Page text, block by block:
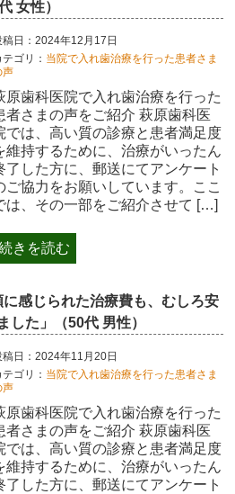
女性）
稿日：2024年12月17日
テゴリ： 当院で入れ歯治療を行った患者さま
声
原歯科医院で入れ歯治療を行った
者さまの声をご紹介 萩原歯科医
では、高い質の診療と患者満足度
維持するために、治療がいったん
了した方に、郵送にてアンケート
ご協力をお願いしています。ここ
は、その一部をご紹介させて […]
きを読む
感じられた治療費も、むしろ安
した」（50代 男性）
稿日：2024年11月20日
テゴリ： 当院で入れ歯治療を行った患者さま
声
原歯科医院で入れ歯治療を行った
者さまの声をご紹介 萩原歯科医
では、高い質の診療と患者満足度
維持するために、治療がいったん
了した方に、郵送にてアンケート